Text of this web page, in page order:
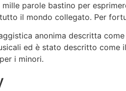
parole bastino per
il mondo collegato. Per
anonima descritta
ed è stato descritto come
i minori.